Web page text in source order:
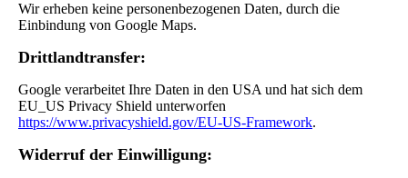
Wir erheben keine personenbezogenen Daten, durch die
Einbindung von Google Maps.
Drittlandtransfer:
Google verarbeitet Ihre Daten in den USA und hat sich dem
EU_US Privacy Shield unterworfen
https://www.privacyshield.gov/EU-US-Framework.
Widerruf der Einwilligung: